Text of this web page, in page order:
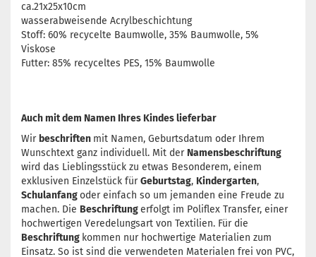
ca.21x25x10cm
wasserabweisende Acrylbeschichtung
Stoff: 60% recycelte Baumwolle, 35% Baumwolle, 5%
Viskose
Futter: 85% recyceltes PES, 15% Baumwolle
Auch mit dem Namen Ihres Kindes lieferbar
Wir beschriften mit Namen, Geburtsdatum oder Ihrem
Wunschtext ganz individuell. Mit der Namensbeschriftung
wird das Lieblingsstück zu etwas Besonderem, einem
exklusiven Einzelstück fürGeburtstag, Kindergarten,
Schulanfangoder einfach so um jemanden eine Freude zu
machen. Die Beschriftungerfolgt im Poliflex Transfer, einer
hochwertigen Veredelungsart von Textilien. Für die
Beschriftung kommen nur hochwertige Materialien zum
Einsatz. So ist sind die verwendeten Materialen frei von PVC,